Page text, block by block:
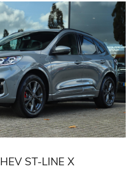
ST-LINE X